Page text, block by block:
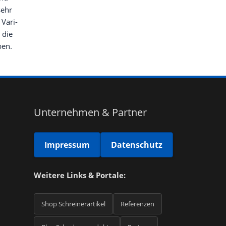
Vari­
die
Unternehmen & Partner
Impressum Datenschutz
Weitere Links & Portale:
Shop Schreinerartikel Referenzen